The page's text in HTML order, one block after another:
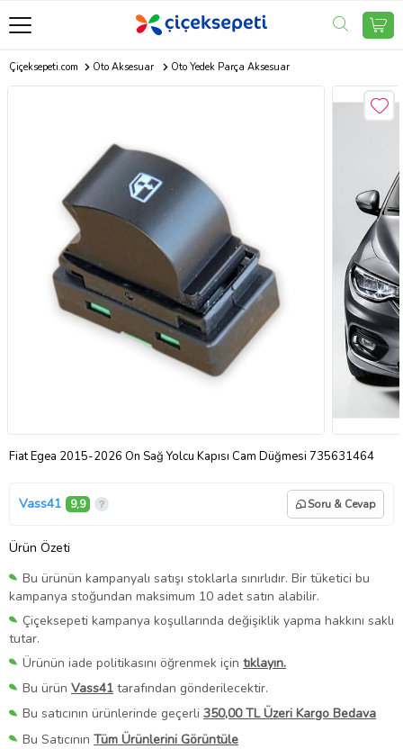
Çiçeksepeti.com Oto Aksesuar Oto Yedek Parça Aksesuar
Fiat Egea 2015-2026 Ön Sağ Yolcu Kapısı Cam Düğmesi 735631464
Vass41 9,9 Soru & Cevap
Ürün Özeti
Bu ürünün kampanyalı satışı stoklarla sınırlıdır. Bir tüketici bu
kampanya stoğundan maksimum 10 adet satın alabilir.
Çiçeksepeti kampanya koşullarında değişiklik yapma hakkını saklı
tutar.
Ürünün iade politikasını öğrenmek için tıklayın.
Bu ürün Vass41 tarafından gönderilecektir.
Bu satıcının ürünlerinde geçerli 350,00 TL Üzeri Kargo Bedava
Bu Satıcının Tüm Ürünlerini Görüntüle